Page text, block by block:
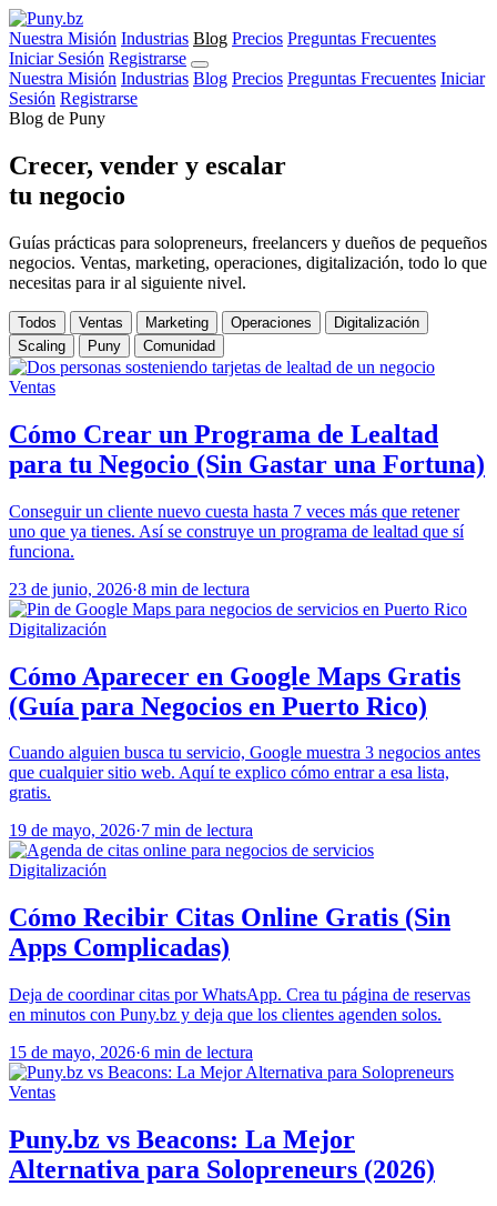
Nuestra Misión Industrias Blog Precios Preguntas Frecuentes
Iniciar Sesión Registrarse
Nuestra Misión Industrias Blog Precios Preguntas Frecuentes Iniciar
Sesión Registrarse
Blog de Puny
Crecer, vender y escalar
tu negocio
Guías prácticas para solopreneurs, freelancers y dueños de pequeños
negocios. Ventas, marketing, operaciones, digitalización, todo lo que
necesitas para ir al siguiente nivel.
Todos Ventas Marketing Operaciones
Digitalización
Scaling
Puny Comunidad
Ventas
Cómo Crear un Programa de Lealtad
para tu Negocio (Sin Gastar una Fortuna)
Conseguir un cliente nuevo cuesta hasta 7 veces más que retener
uno que ya tienes. Así se construye un programa de lealtad que sí
funciona.
23 de junio, 2026·8 min de lectura
Digitalización
Cómo Aparecer en Google Maps Gratis
(Guía para Negocios en Puerto Rico)
Cuando alguien busca tu servicio, Google muestra 3 negocios antes
que cualquier sitio web. Aquí te explico cómo entrar a esa lista,
gratis.
19 de mayo, 2026·7 min de lectura
Digitalización
Cómo Recibir Citas Online Gratis (Sin
Apps Complicadas)
Deja de coordinar citas por WhatsApp. Crea tu página de reservas
en minutos con Puny.bz y deja que los clientes agenden solos.
15 de mayo, 2026·6 min de lectura
Ventas
Puny.bz vs Beacons: La Mejor
Alternativa para Solopreneurs (2026)